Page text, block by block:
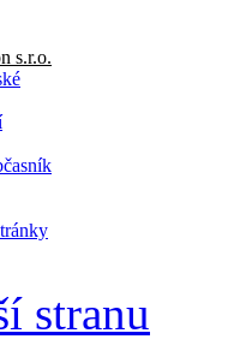
stranu